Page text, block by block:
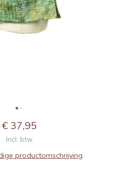
€ 37,95
Incl. btw
productomschrijving